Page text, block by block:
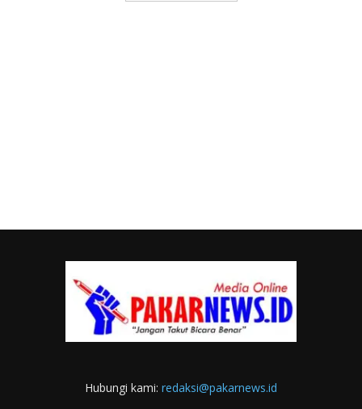
Hubungi kami: redaksi@pakarnews.id